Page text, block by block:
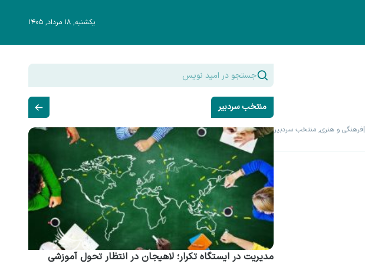
یکشنبه, ۱۸ مرداد, ۱۴۰۵
|فرهنگی و هنری, منتخب سردبیر
منتخب سردبیر
مدیریت در ایستگاه تکرار؛ لاهیجان در انتظار تحول آموزشی